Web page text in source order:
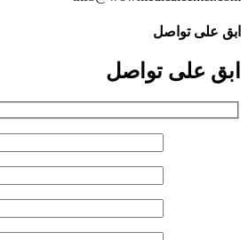
ابق على تواصل
ابق على تواصل